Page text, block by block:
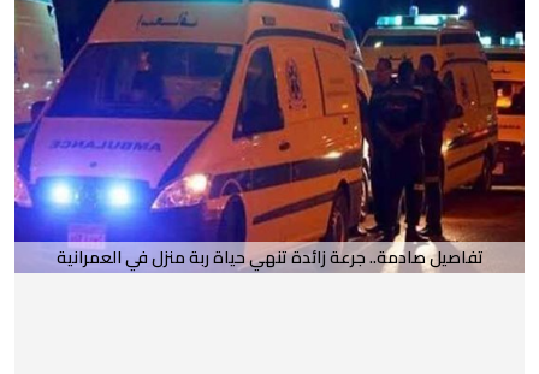
تفاصيل صادمة.. جرعة زائدة تنهي حياة ربة منزل في العمرانية